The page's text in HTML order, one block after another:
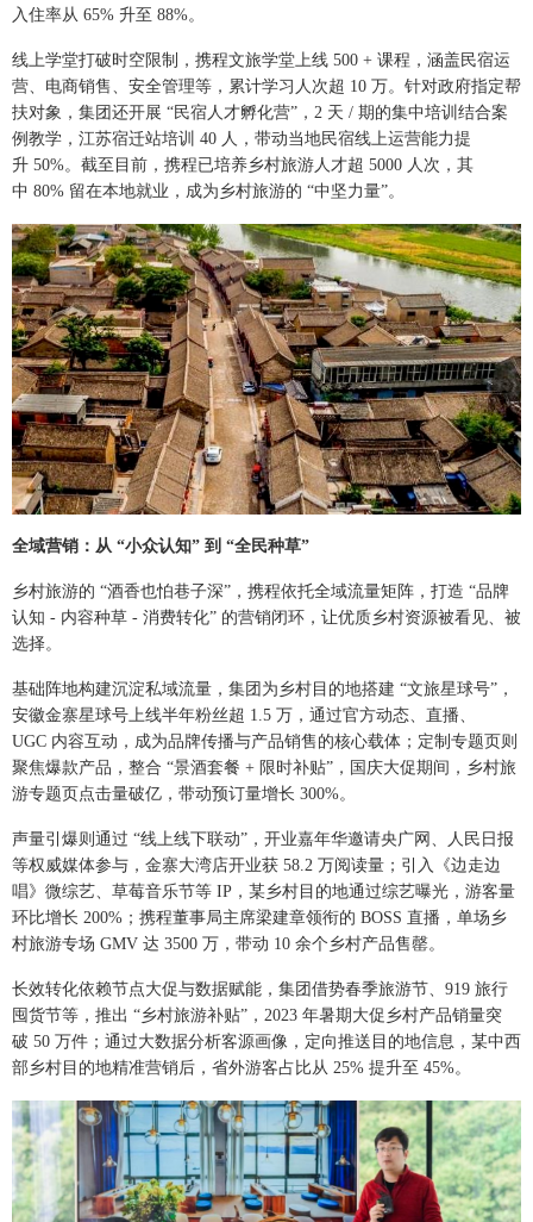
入住率从 65% 升至 88%。
线上学堂打破时空限制，携程文旅学堂上线 500 + 课程，涵盖民宿运
营、电商销售、安全管理等，累计学习人次超 10 万。针对政府指定帮
扶对象，集团还开展 “民宿人才孵化营”，2 天 / 期的集中培训结合案
例教学，江苏宿迁站培训 40 人，带动当地民宿线上运营能力提
升 50%。截至目前，携程已培养乡村旅游人才超 5000 人次，其
中 80% 留在本地就业，成为乡村旅游的 “中坚力量”。
全域营销：从 “小众认知” 到 “全民种草”
乡村旅游的 “酒香也怕巷子深”，携程依托全域流量矩阵，打造 “品牌
认知 - 内容种草 - 消费转化” 的营销闭环，让优质乡村资源被看见、被
选择。
基础阵地构建沉淀私域流量，集团为乡村目的地搭建 “文旅星球号”，
安徽金寨星球号上线半年粉丝超 1.5 万，通过官方动态、直播、
UGC 内容互动，成为品牌传播与产品销售的核心载体；定制专题页则
聚焦爆款产品，整合 “景酒套餐 + 限时补贴”，国庆大促期间，乡村旅
游专题页点击量破亿，带动预订量增长 300%。
声量引爆则通过 “线上线下联动”，开业嘉年华邀请央广网、人民日报
等权威媒体参与，金寨大湾店开业获 58.2 万阅读量；引入《边走边
唱》微综艺、草莓音乐节等 IP，某乡村目的地通过综艺曝光，游客量
环比增长 200%；携程董事局主席梁建章领衔的 BOSS 直播，单场乡
村旅游专场 GMV 达 3500 万，带动 10 余个乡村产品售罄。
长效转化依赖节点大促与数据赋能，集团借势春季旅游节、919 旅行
囤货节等，推出 “乡村旅游补贴”，2023 年暑期大促乡村产品销量突
破 50 万件；通过大数据分析客源画像，定向推送目的地信息，某中西
部乡村目的地精准营销后，省外游客占比从 25% 提升至 45%。